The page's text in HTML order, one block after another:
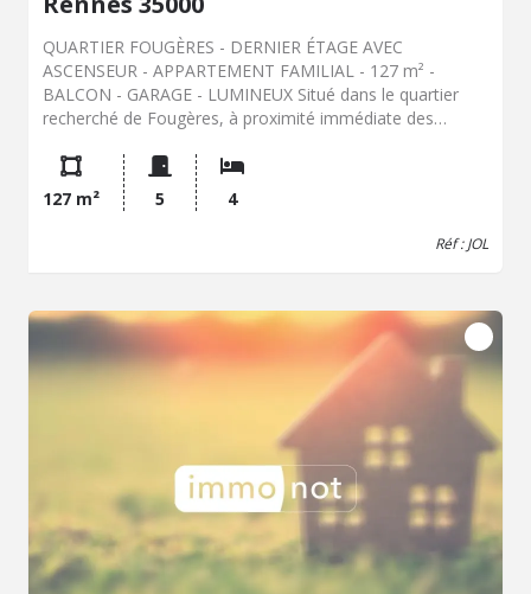
QUARTIER FOUGÈRES - DERNIER ÉTAGE AVEC
ASCENSEUR - APPARTEMENT FAMILIAL - 127 m² -
BALCON - GARAGE - LUMINEUX Situé dans le quartier
recherché de Fougères, à proximité immédiate des
appartement familial de 127 m² se trouve au dernier
étage avec ascenseur d'une copropriété bien entretenue
avec accès PMR. Ce bien rare sur le secteur séduit par ses
une grande pièce de vie lumineuse exposée Sud-Ouest,
offrant un ensoleillement optimal tout au long de la
journée. Celle-ci s'ouvre sur un balcon agréable, parfait
pour profiter des extérieurs en toute tranquillité. La
cuisine indépendante, fonctionnelle, est complétée par
une arrière-cuisine. L'espace nuit propose quatre
chambres, idéales pour une famille ou un projet de
télétravail, ainsi qu'une salle de bains, une salle d'eau et
des WC séparés. Les atouts : Dernier étage avec
ascenseur (rare sur le marché) Appartement familial / 4
chambres Grande pièce de vie lumineuse / exposition
Sud-Ouest Balcon / extérieur agréable Garage fermé
127 m² 5 4
Réf : JOL